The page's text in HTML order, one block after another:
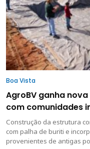
Boa Vista
AgroBV ganha
com comunidades
Construção da estrutura
com palha de buriti e
provenientes de antigas